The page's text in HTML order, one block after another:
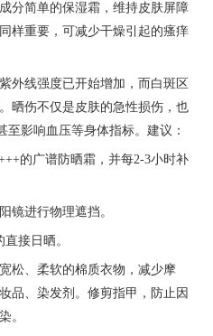
分简单的保湿霜，维持皮肤屏障
样重要，可减少干燥引起的瘙痒
线强度已开始增加，而白斑区
晒伤不仅是皮肤的急性损伤，也
影响血压等身体指标。建议：
的广谱防晒霜，并每2-3小时补
进行物理遮挡。
接日晒。
、柔软的棉质衣物，减少摩
品、染发剂。修剪指甲，防止因
。